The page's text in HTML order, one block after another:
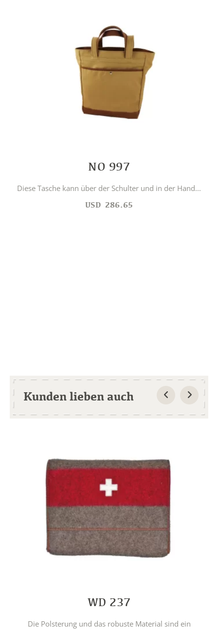
NO 997
Diese Tasche kann über der Schulter und in der Hand...
USD 286.65
Kunden lieben auch
WD 237
Die Polsterung und das robuste Material sind ein